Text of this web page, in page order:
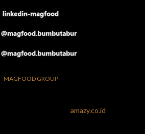
MAGFOOD GROUP
amazy.co.id